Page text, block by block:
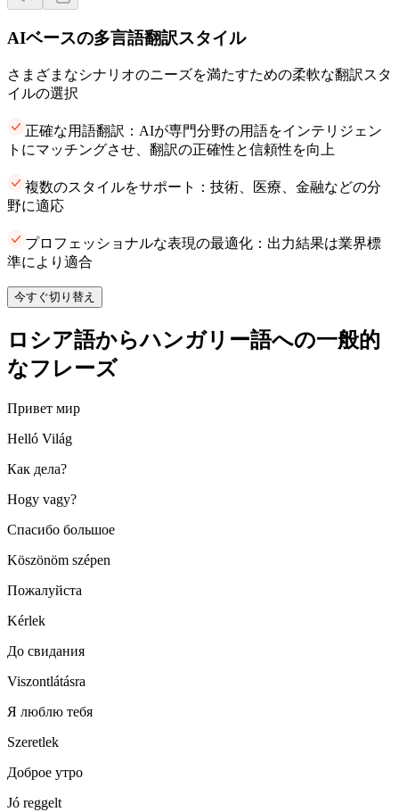
AIベースの多言語翻訳スタイル
さまざまなシナリオのニーズを満たすための柔軟な翻訳スタ
イルの選択
正確な用語翻訳：AIが専門分野の用語をインテリジェン
トにマッチングさせ、翻訳の正確性と信頼性を向上
複数のスタイルをサポート：技術、医療、金融などの分
野に適応
プロフェッショナルな表現の最適化：出力結果は業界標
準により適合
今すぐ切り替え
ロシア語からハンガリー語への一般的
なフレーズ
Привет мир
Helló Világ
Как дела?
Hogy vagy?
Спасибо большое
Köszönöm szépen
Пожалуйста
Kérlek
До свидания
Viszontlátásra
Я люблю тебя
Szeretlek
Доброе утро
Jó reggelt